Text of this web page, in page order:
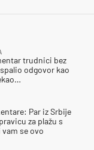
trudnici bez
odgovor kao
Par iz Srbije
za plažu s
se ovo